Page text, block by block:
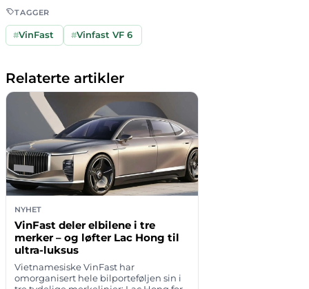
TAGGER
#VinFast #Vinfast VF 6
Relaterte artikler
NYHET
VinFast deler elbilene i tre
merker – og løfter Lac Hong til
ultra-luksus
Vietnamesiske VinFast har
omorganisert hele bilporteføljen sin i